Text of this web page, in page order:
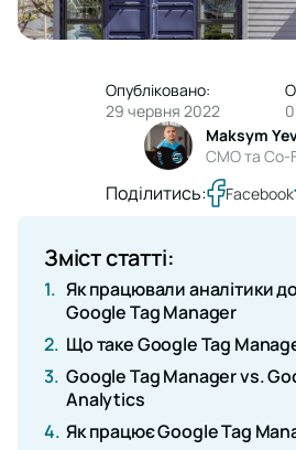
Зміст статті:
1. Як працювали аналітики
Google Tag Manager
2. Що таке Google Tag
3. Google Tag Manager vs.
Analytics
4. Як працює Google Tag
Опубліковано:
29 червня 2022
Maksym
CMO та Co-
Поділитись: Facebook